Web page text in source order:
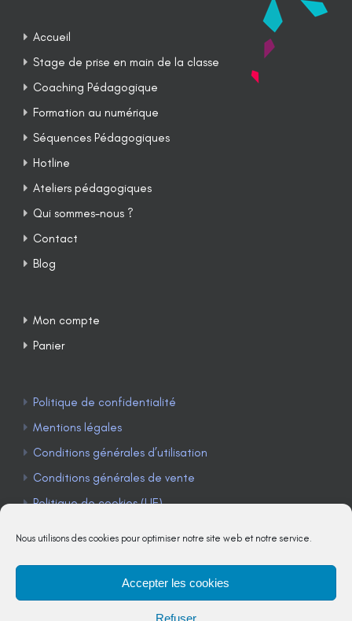
Nous utilisons des cookies pour optimiser notre site web et notre service.
Accepter les cookies
Refuser
Accueil
Stage de prise en main de la classe
Coaching Pédagogique
Formation au numérique
Séquences Pédagogiques
Hotline
Ateliers pédagogiques
Qui sommes-nous ?
Contact
Blog
Mon compte
Panier
Politique de confidentialité
Mentions légales
Conditions générales d’utilisation
Conditions générales de vente
Politique de cookies (UE)
TÉLÉPHONE : 04 90 85 22 98